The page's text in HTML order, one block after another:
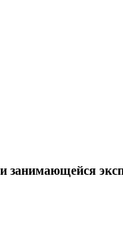
занимающейся